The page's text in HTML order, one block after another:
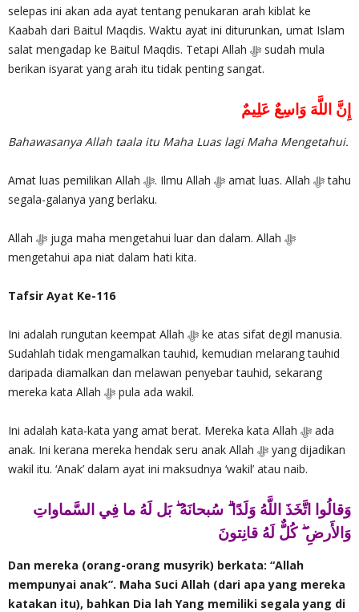
selepas ini akan ada ayat tentang penukaran arah kiblat ke
Kaabah dari Baitul Maqdis. Waktu ayat ini diturunkan, umat Islam
salat mengadap ke Baitul Maqdis. Tetapi Allah ‎ﷻ sudah mula
berikan isyarat yang arah itu tidak penting sangat.
إِنَّ اللَّهَ وَاسِعٌ عَلِيمٌ
Bahawasanya Allah taala itu Maha Luas lagi Maha Mengetahui.
Amat luas pemilikan Allah ‎ﷻ. Ilmu Allah ‎ﷻ amat luas. Allah ‎ﷻ tahu
segala-galanya yang berlaku.
Allah ‎ﷻ juga maha mengetahui luar dan dalam. Allah ‎ﷻ
mengetahui apa niat dalam hati kita.
Tafsir Ayat Ke-116
Ini adalah rungutan keempat Allah ‎ﷻ ke atas sifat degil manusia.
Sudahlah tidak mengamalkan tauhid, kemudian melarang tauhid
daripada diamalkan dan melawan penyebar tauhid, sekarang
mereka kata Allah‎ ﷻ pula ada wakil.
Ini adalah kata-kata yang amat berat. Mereka kata Allah ‎ﷻ ada
anak. Ini kerana mereka hendak seru anak Allah ‎ﷻ yang dijadikan
wakil itu. ‘Anak’ dalam ayat ini maksudnya ‘wakil’ atau naib.
وَقالُوا اتَّخَذَ اللَّهُ وَلَدًا ۗ سُبحانَهُ ۖ بَل لَهُ ما فِي السَّماواتِ
وَالأَرضِ ۖ كُلٌّ لَهُ قانِتونَ
Dan mereka (orang-orang musyrik) berkata: “Allah
mempunyai anak”. Maha Suci Allah (dari apa yang mereka
katakan itu), bahkan Dia lah Yang memiliki segala yang di